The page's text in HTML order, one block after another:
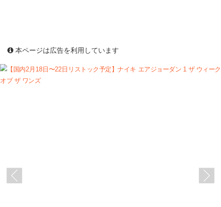
本ページは広告を利用しています